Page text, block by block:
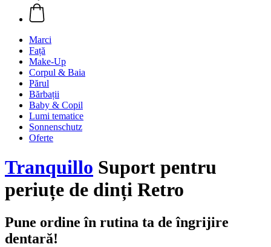
Marci
Față
Make-Up
Corpul & Baia
Părul
Bărbații
Baby & Copil
Lumi tematice
Sonnenschutz
Oferte
Tranquillo Suport pentru
periuțe de dinți Retro
Pune ordine în rutina ta de îngrijire
dentară!